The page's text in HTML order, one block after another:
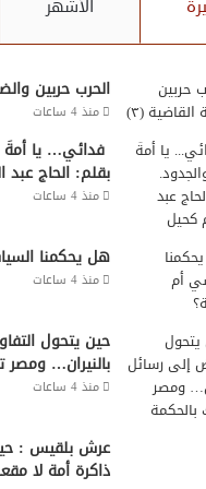
الأشهر
الحرب حربين
منذ 4 ساعات
فدائي… يا أمةَ
بقلم: الحاج
منذ 4 ساعات
هل يحكمنا
منذ 4 ساعات
حين يتحول
بالنيران…
منذ 4 ساعات
عرش بلقيس :
ذاكرة أمة لا